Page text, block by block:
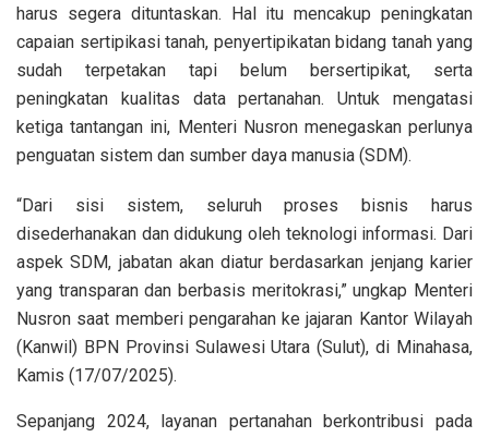
harus segera dituntaskan. Hal itu mencakup peningkatan
capaian sertipikasi tanah, penyertipikatan bidang tanah yang
sudah terpetakan tapi belum bersertipikat, serta
peningkatan kualitas data pertanahan. Untuk mengatasi
ketiga tantangan ini, Menteri Nusron menegaskan perlunya
penguatan sistem dan sumber daya manusia (SDM).
“Dari sisi sistem, seluruh proses bisnis harus
disederhanakan dan didukung oleh teknologi informasi. Dari
aspek SDM, jabatan akan diatur berdasarkan jenjang karier
yang transparan dan berbasis meritokrasi,” ungkap Menteri
Nusron saat memberi pengarahan ke jajaran Kantor Wilayah
(Kanwil) BPN Provinsi Sulawesi Utara (Sulut), di Minahasa,
Kamis (17/07/2025).
Sepanjang 2024, layanan pertanahan berkontribusi pada